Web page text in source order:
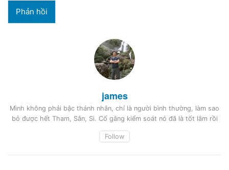
james
Mình không phải bậc thánh nhân, chỉ là người bình thường, làm sao
bỏ được hết Tham, Sân, Si. Cố gắng kiểm soát nó đã là tốt lắm rồi
Follow